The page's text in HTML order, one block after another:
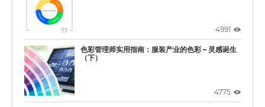
4991
色彩管理师实用指南：服装产业的色彩 – 灵感诞生
（下）
4775